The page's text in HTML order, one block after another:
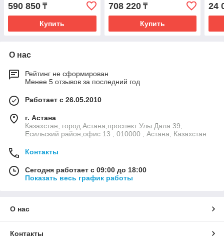
590 850 ₸
Купить
708 220₸
Купить
24
О нас
Рейтинг не сформирован
Менее 5 отзывов за последний год
Работает с 26.05.2010
г. Астана
Казахстан, город Астана,проспект Улы Дала 39,
Есильский район,офис 13 , 010000 , Астана, Казахстан
Контакты
Сегодня работает с 09:00 до 18:00
Показать весь график работы
О нас
Контакты